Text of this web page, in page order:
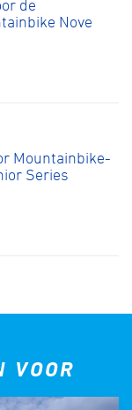
de
Nove
Mountainbike-
Series
VOOR